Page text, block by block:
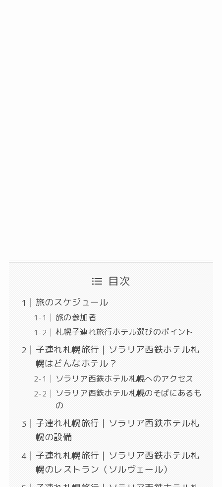
目次
旅のスケジュール
旅の参加者
札幌子連れ旅行ホテル選びのポイント
子連れ札幌旅行｜ソラリア西鉄ホテル札
幌はどんなホテル？
ソラリア西鉄ホテル札幌へのアクセス
ソラリア西鉄ホテル札幌のそばにあるも
の
子連れ札幌旅行｜ソラリア西鉄ホテル札
幌の設備
子連れ札幌旅行｜ソラリア西鉄ホテル札
幌のレストラン（ソルヴェール）